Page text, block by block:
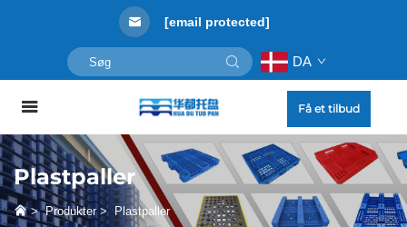
[email protected]
DA
Få et tilbud
Plastpaller
>Produkter>Plastpaller